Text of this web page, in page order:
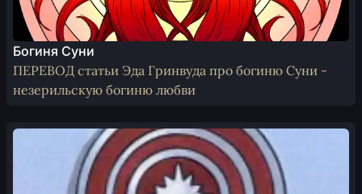
Богиня Суни
ПЕРЕВОД статьи Эда Гринвуда про богиню Суни -
незерильскую богиню любви